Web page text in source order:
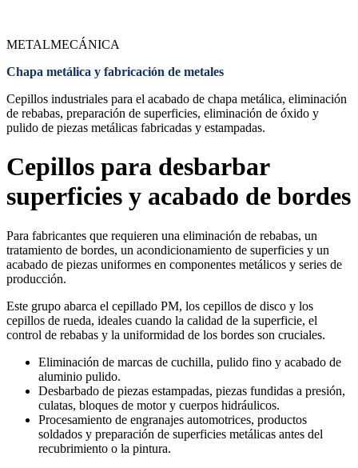
METALMECÁNICA
Chapa metálica y fabricación de metales
Cepillos industriales para el acabado de chapa metálica, eliminación
de rebabas, preparación de superficies, eliminación de óxido y
pulido de piezas metálicas fabricadas y estampadas.
Cepillos para desbarbar
superficies y acabado de bordes
Para fabricantes que requieren una eliminación de rebabas, un
tratamiento de bordes, un acondicionamiento de superficies y un
acabado de piezas uniformes en componentes metálicos y series de
producción.
Este grupo abarca el cepillado PM, los cepillos de disco y los
cepillos de rueda, ideales cuando la calidad de la superficie, el
control de rebabas y la uniformidad de los bordes son cruciales.
Eliminación de marcas de cuchilla, pulido fino y acabado de
aluminio pulido.
Desbarbado de piezas estampadas, piezas fundidas a presión,
culatas, bloques de motor y cuerpos hidráulicos.
Procesamiento de engranajes automotrices, productos
soldados y preparación de superficies metálicas antes del
recubrimiento o la pintura.